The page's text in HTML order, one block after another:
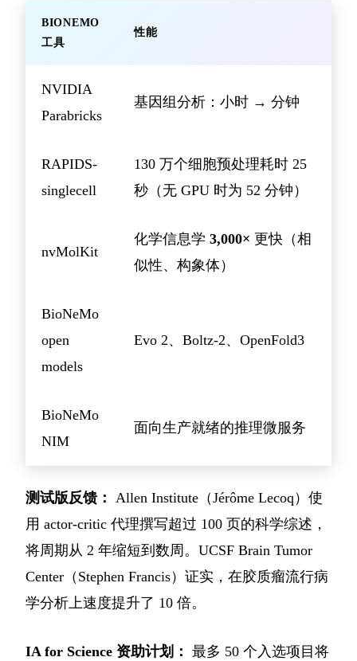
BIONEMO
工具
性能
NVIDIA
Parabricks
基因组分析：小时 → 分钟
RAPIDS-
singlecell
130 万个细胞预处理耗时 25
秒（无 GPU 时为 52 分钟）
nvMolKit
化学信息学 3,000× 更快（相
似性、构象体）
BioNeMo
open
models
Evo 2、Boltz-2、OpenFold3
BioNeMo
NIM
面向生产就绪的推理微服务
测试版反馈： Allen Institute（Jérôme Lecoq）使
用 actor-critic 代理撰写超过 100 页的科学综述，
将周期从 2 年缩短到数周。UCSF Brain Tumor
Center（Stephen Francis）证实，在胶质瘤流行病
学分析上速度提升了 10 倍。
IA for Science 资助计划： 最多 50 个入选项目将